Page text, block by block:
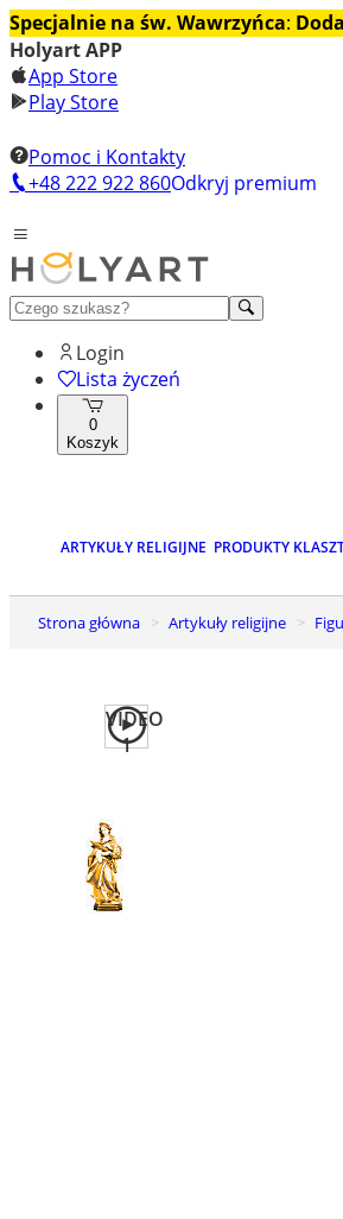
Specjalnie na św. Wawrzyńca:
Holyart APP
App Store
Play Store
Pomoc i Kontakty
+48 222 922 860Odkryj premium
Login
Lista życzeń
0
Koszyk
ARTYKUŁY RELIGIJNE PRODUKTY
Strona główna Artykuły religijne
VIDEO
1